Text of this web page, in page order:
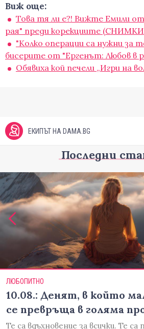
Виж още:
Това тя ли е?! Вижте Емили
рая" преди корекциите
"Колко операции са нужни за
бисерите от "Ергенът: Любов в
Обявиха кой печели „Игри на
ЕКИПЪТ НА DAMA.BG
Последни
ЛЮБОПИТНО
10.08.: Денят, в който
се превръща в голяма
Те са вдъхновение за всички. Те са